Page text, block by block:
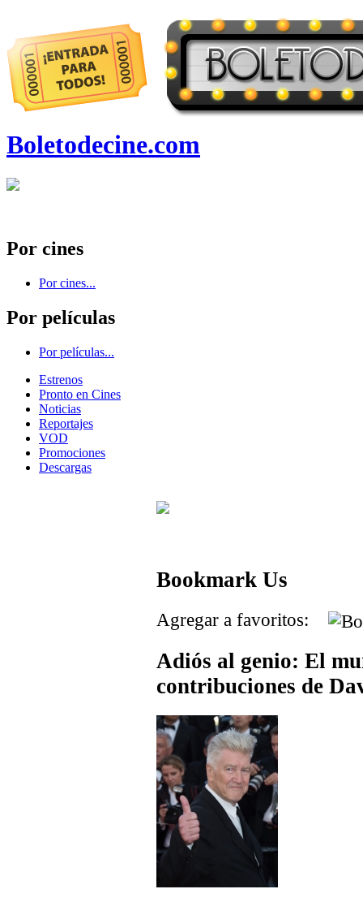
Boletodecine.com
Por cines
Por cines...
Por películas
Por películas...
Estrenos
Pronto en Cines
Noticias
Reportajes
VOD
Promociones
Descargas
Bookmark Us
Agregar a favoritos:
Adiós al genio: El
contribuciones de